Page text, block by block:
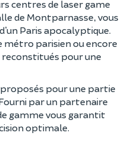
centres de laser game
de Montparnasse, vous
Paris apocalyptique.
métro parisien ou encore
pour une
pour une partie
par un partenaire
gamme vous garantit
optimale.